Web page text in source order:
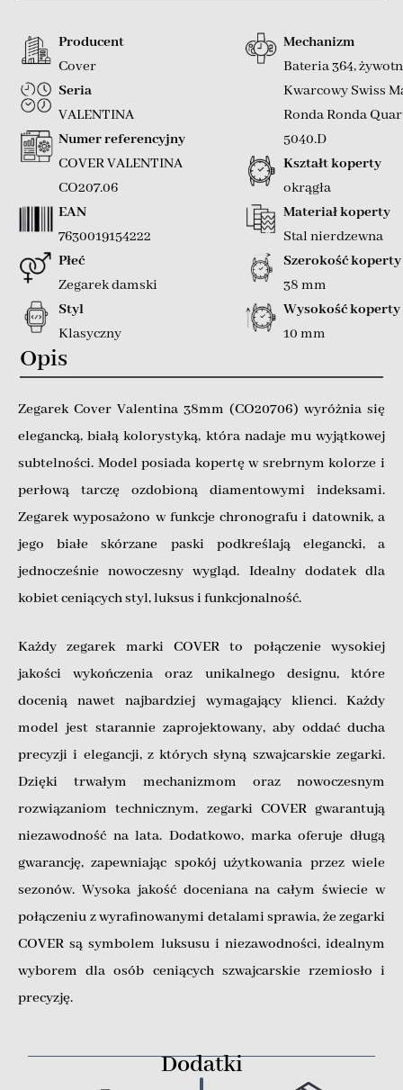
Producent
Cover
Seria
VALENTINA
Numer referencyjny
COVER VALENTINA
CO207.06
EAN
7630019154222
Płeć
Zegarek damski
Styl
Klasyczny
Mechanizm
Bateria 364,
Kwarcowy Swiss
Ronda Ronda
5040.D
Kształt koperty
okrągła
Materiał koperty
Stal nierdzewna
Szerokość koperty
38 mm
Wysokość koperty
10 mm
Opis
Zegarek Cover Valentina 38mm (CO20706) wyróżnia się
elegancką, białą kolorystyką, która nadaje mu wyjątkowej
subtelności. Model posiada kopertę w srebrnym kolorze i
perłową tarczę ozdobioną diamentowymi indeksami.
Zegarek wyposażono w funkcje chronografu i datownik, a
jego białe skórzane paski podkreślają elegancki, a
jednocześnie nowoczesny wygląd. Idealny dodatek dla
kobiet ceniących styl, luksus i funkcjonalność.
Każdy zegarek marki COVER to połączenie wysokiej
jakości wykończenia oraz unikalnego designu, które
docenią nawet najbardziej wymagający klienci. Każdy
model jest starannie zaprojektowany, aby oddać ducha
precyzji i elegancji, z których słyną szwajcarskie zegarki.
Dzięki trwałym mechanizmom oraz nowoczesnym
rozwiązaniom technicznym, zegarki COVER gwarantują
niezawodność na lata. Dodatkowo, marka oferuje długą
gwarancję, zapewniając spokój użytkowania przez wiele
sezonów. Wysoka jakość doceniana na całym świecie w
połączeniu z wyrafinowanymi detalami sprawia, że zegarki
COVER są symbolem luksusu i niezawodności, idealnym
wyborem dla osób ceniących szwajcarskie rzemiosło i
precyzję.
Dodatki